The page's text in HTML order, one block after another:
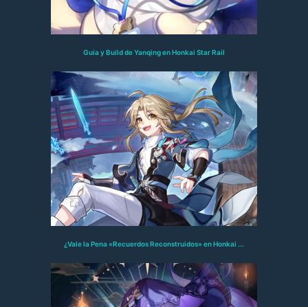
Guia y Build de Yanqing en Honkai Star Rail
¿Vale la Pena «Recuerdos Reconstruidos» en Honkai ...